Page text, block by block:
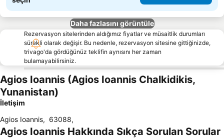
Daha fazlasını görüntüle
Rezervasyon sitelerinden aldığımız fiyatlar ve müsaitlik durumları
sürekli olarak değişir. Bu nedenle, rezervasyon sitesine gittiğinizde,
trivago'da gördüğünüz teklifin aynısını her zaman
bulamayabilirsiniz.
Agios Ioannis (Agios Ioannis Chalkidikis,
Yunanistan)
İletişim
Agios Ioannis, 63088,
Agios Ioannis Hakkında Sıkça Sorulan Sorular